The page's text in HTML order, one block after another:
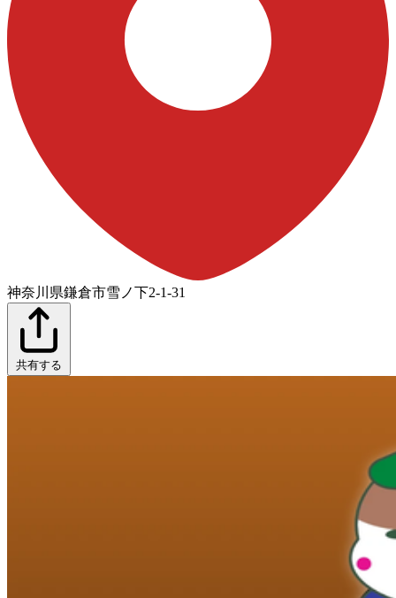
神奈川県鎌倉市雪ノ下2-1-31
共有する